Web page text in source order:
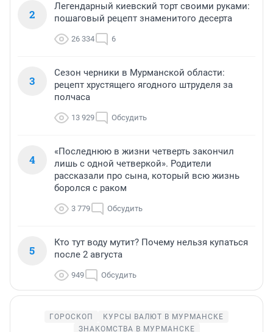
2
Легендарный киевский торт своими руками:
пошаговый рецепт знаменитого десерта
26 334 6
3
Сезон черники в Мурманской области:
рецепт хрустящего ягодного штруделя за
полчаса
13 929 Обсудить
4
«Последнюю в жизни четверть закончил
лишь с одной четверкой». Родители
рассказали про сына, который всю жизнь
боролся с раком
3 779 Обсудить
5
Кто тут воду мутит? Почему нельзя купаться
после 2 августа
949 Обсудить
ГОРОСКОП
КУРСЫ ВАЛЮТ В МУРМАНСКЕ
ЗНАКОМСТВА В МУРМАНСКЕ